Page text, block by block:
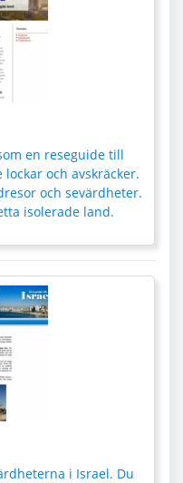
en reseguide till
och avskräcker.
och sevärdheter.
isolerade land.
i Israel. Du